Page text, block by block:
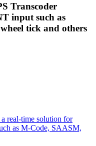
Transcoder
input such as
tick and others
real-time solution for
as M-Code, SAASM,